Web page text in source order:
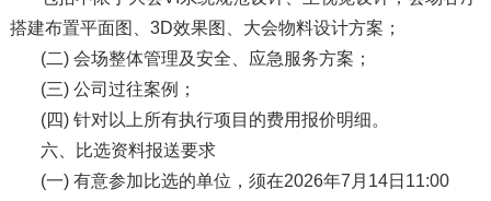
搭建布置平面图、3D效果图、大会物料设计方案；
(二) 会场整体管理及安全、应急服务方案；
(三) 公司过往案例；
(四) 针对以上所有执行项目的费用报价明细。
六、比选资料报送要求
(一) 有意参加比选的单位，须在2026年7月14日11:00